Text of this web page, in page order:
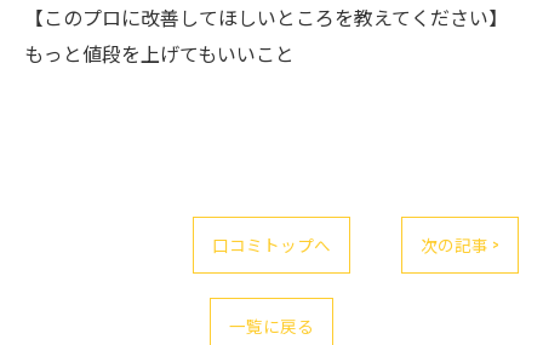
【このプロに改善してほしいところを教えてください】
もっと値段を上げてもいいこと
口コミトップへ 次の記事 >
一覧に戻る